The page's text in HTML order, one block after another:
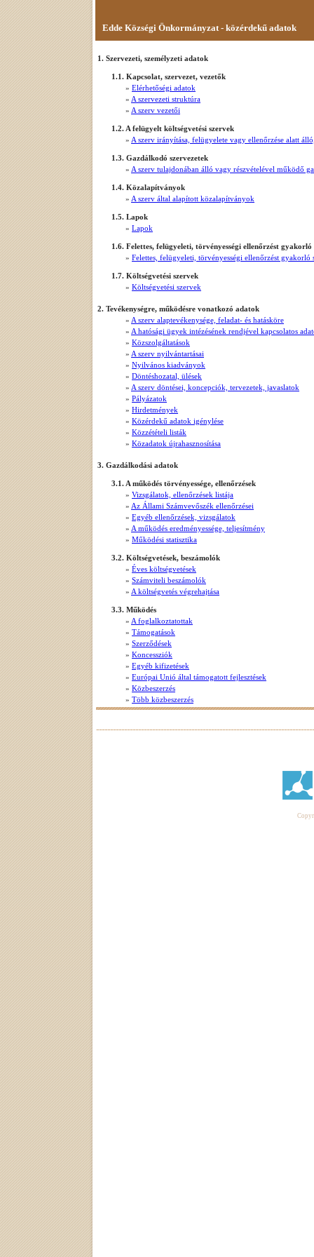
Edde Községi Önkormányzat - közérdekű adatok
1. Szervezeti, személyzeti adatok
1.1. Kapcsolat, szervezet, vezetők
» Elérhetőségi adatok
» A szervezeti struktúra
» A szerv vezetői
1.2. A felügyelt költségvetési szervek
» A szerv irányítása, felügyelete vagy ellenőrzése alatt
1.3. Gazdálkodó szervezetek
» A szerv tulajdonában álló vagy részvételével működő
1.4. Közalapítványok
» A szerv által alapított közalapítványok
1.5. Lapok
» Lapok
1.6. Felettes, felügyeleti, törvényességi ellenőrzést gyakorló
» Felettes, felügyeleti, törvényességi ellenőrzést gyakorló
1.7. Költségvetési szervek
» Költségvetési szervek
2. Tevékenységre, működésre vonatkozó adatok
» A szerv alaptevékenysége, feladat- és hatásköre
» A hatósági ügyek intézésének rendjével kapcsolatos
» Közszolgáltatások
» A szerv nyilvántartásai
» Nyilvános kiadványok
» Döntéshozatal, ülések
» A szerv döntései, koncepciók, tervezetek, javaslatok
» Pályázatok
» Hirdetmények
» Közérdekű adatok igénylése
» Közzétételi listák
» Közadatok újrahasznosítása
3. Gazdálkodási adatok
3.1. A működés törvényessége, ellenőrzések
» Vizsgálatok, ellenőrzések listája
» Az Állami Számvevőszék ellenőrzései
» Egyéb ellenőrzések, vizsgálatok
» A működés eredményessége, teljesítmény
» Működési statisztika
3.2. Költségvetések, beszámolók
» Éves költségvetések
» Számviteli beszámolók
» A költségvetés végrehajtása
3.3. Működés
» A foglalkoztatottak
» Támogatások
» Szerződések
» Koncessziók
» Egyéb kifizetések
» Európai Unió által támogatott fejlesztések
» Közbeszerzés
» Több közbeszerzés